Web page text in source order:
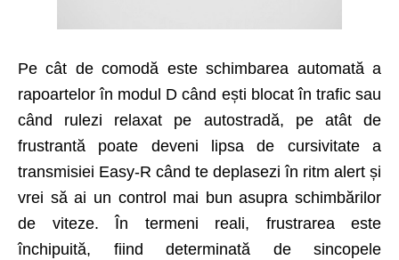
Pe cât de comodă este schimbarea automată a
rapoartelor în modul D când ești blocat în trafic sau
când rulezi relaxat pe autostradă, pe atât de
frustrantă poate deveni lipsa de cursi­vitate a
transmisiei Easy-R când te deplasezi în ritm alert și
vrei să ai un control mai bun asupra schimbărilor
de viteze. În termeni reali, frustrarea este
închipuită, fiind determinată de sincopele